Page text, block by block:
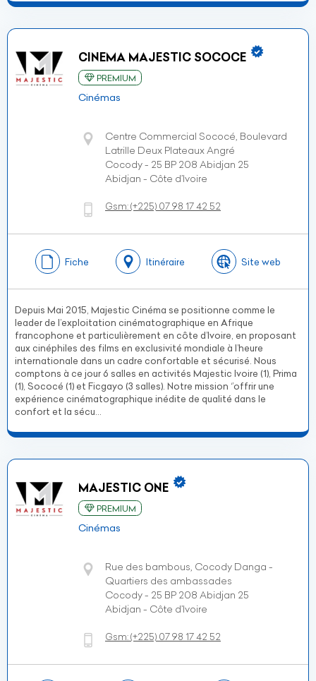
CINEMA MAJESTIC SOCOCE
PREMIUM
Cinémas
Centre Commercial Sococé, Boulevard
Latrille Deux Plateaux Angré
Cocody - 25 BP 208 Abidjan 25
Abidjan - Côte d’Ivoire
Gsm:(+225) 07 98 17 42 52
Fiche Itinéraire Site web
Depuis Mai 2015, Majestic Cinéma se positionne comme le
leader de l’exploitation cinématographique en Afrique
francophone et particulièrement en côte d’Ivoire, en proposant
aux cinéphiles des films en exclusivité mondiale à l’heure
internationale dans un cadre confortable et sécurisé. Nous
comptons à ce jour 6 salles en activités Majestic Ivoire (1), Prima
(1), Sococé (1) et Ficgayo (3 salles). Notre mission ‘’offrir une
expérience cinématographique inédite de qualité dans le
confort et la sécu...
MAJESTIC ONE
PREMIUM
Cinémas
Rue des bambous, Cocody Danga -
Quartiers des ambassades
Cocody - 25 BP 208 Abidjan 25
Abidjan - Côte d’Ivoire
Gsm:(+225) 07 98 17 42 52